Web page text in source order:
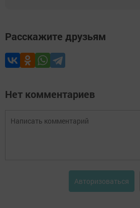
Расскажите друзьям
Нет комментариев
Авторизоваться